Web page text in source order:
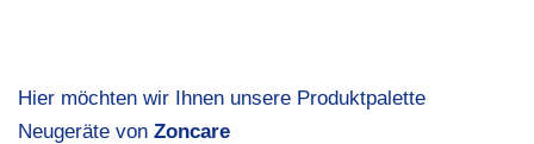
Hier möchten wir Ihnen unsere Produktpalette
Neugeräte von Zoncare